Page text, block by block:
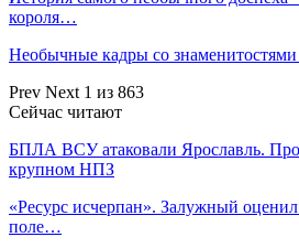
короля…
Необычные кадры со
Prev Next 1 из 863
Сейчас читают
БПЛА ВСУ атаковали Ярославль.
крупном НПЗ
«Ресурс исчерпан». Залужный
поле…